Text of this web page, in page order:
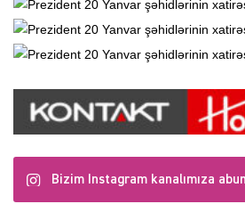
Bizim Instagram kanalımıza